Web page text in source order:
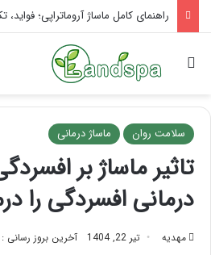
تاثیر ماساژ بر افسردگی؛ با ماساژ
جستجو برای
سلامت روان ماساژ درمانی
تاثیر ماساژ بر
درمانی افسردگی را
مهدیه تیر 22, 1404 آخرین بروز رسانی : تیر 22,